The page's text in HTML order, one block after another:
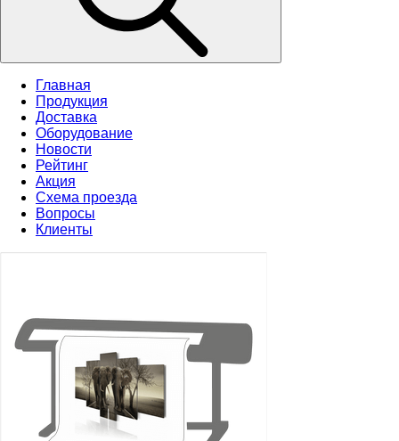
Главная
Продукция
Доставка
Оборудование
Новости
Рейтинг
Акция
Схема проезда
Вопросы
Клиенты